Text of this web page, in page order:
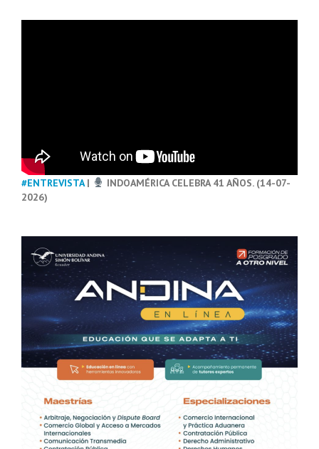
#ENTREVISTA|
INDOAMÉRICA CELEBRA 41 AÑOS. (14-07-
2026)